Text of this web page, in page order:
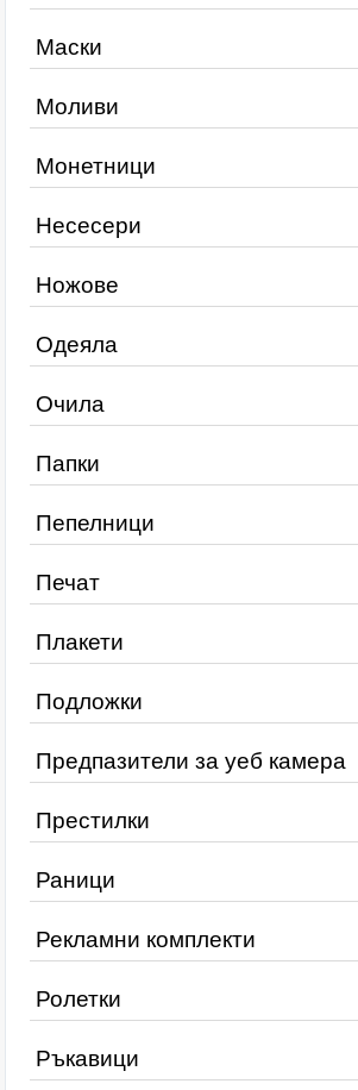
Маски
Моливи
Монетници
Несесери
Ножове
Одеяла
Очила
Папки
Пепелници
Печат
Плакети
Подложки
Предпазители за уеб камера
Престилки
Раници
Рекламни комплекти
Ролетки
Ръкавици